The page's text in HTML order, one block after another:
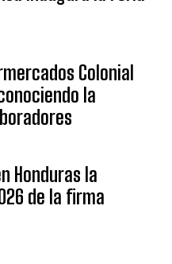
Colonial
la
Honduras la
de la firma